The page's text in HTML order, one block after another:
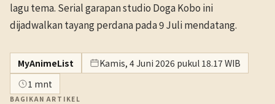
lagu tema. Serial garapan studio Doga Kobo ini
dijadwalkan tayang perdana pada 9 Juli mendatang.
MyAnimeList
Kamis, 4 Juni 2026 pukul 18.17 WIB
1 mnt
BAGIKAN ARTIKEL